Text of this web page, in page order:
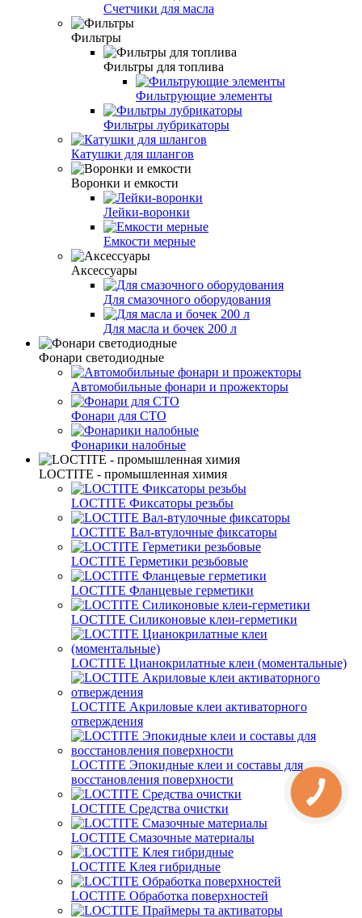
Счетчики для масла
Фильтры
Фильтры для топлива
Фильтрующие элементы
Фильтры лубрикаторы
Катушки для шлангов
Воронки и емкости
Лейки-воронки
Емкости мерные
Аксессуары
Для смазочного оборудования
Для масла и бочек 200 л
Фонари светодиодные
Автомобильные фонари и прожекторы
Фонари для СТО
Фонарики налобные
LOCTITE - промышленная химия
LOCTITE Фиксаторы резьбы
LOCTITE Вал-втулочные фиксаторы
LOCTITE Герметики резьбовые
LOCTITE Фланцевые герметики
LOCTITE Силиконовые клеи-герметики
LOCTITE Цианокрилатные клеи (моментальные)
LOCTITE Акриловые клеи активаторного
отверждения
LOCTITE Эпокидные клеи и составы для
восстановления поверхности
LOCTITE Средства очистки
LOCTITE Смазочные материалы
LOCTITE Клея гибридные
LOCTITE Обработка поверхностей